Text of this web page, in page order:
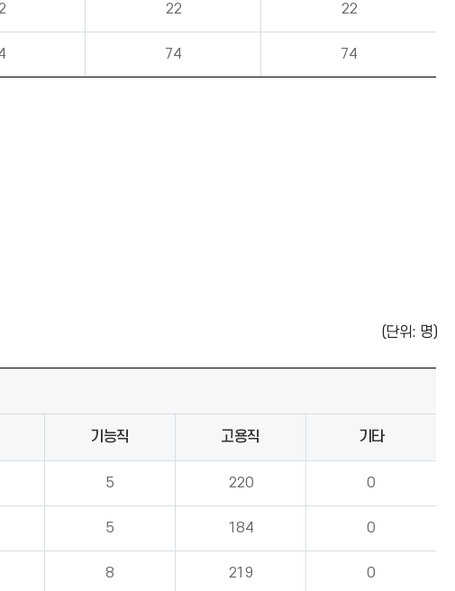
22 22
74 74
(단위: 명)
기능직 고용직 기타
5 220 0
5 184 0
8 219 0